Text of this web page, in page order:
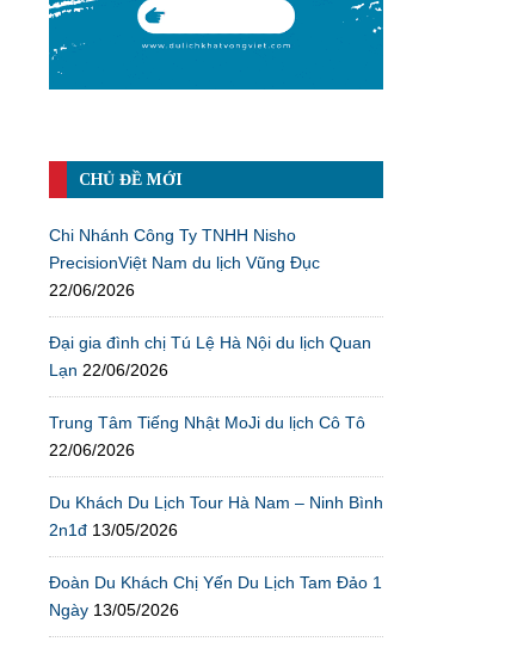
CHỦ ĐỀ MỚI
Chi Nhánh Công Ty TNHH Nisho
PrecisionViệt Nam du lịch Vũng Đục
22/06/2026
Đại gia đình chị Tú Lệ Hà Nội du lịch Quan
Lạn 22/06/2026
Trung Tâm Tiếng Nhật MoJi du lịch Cô Tô
22/06/2026
Du Khách Du Lịch Tour Hà Nam – Ninh Bình
2n1đ 13/05/2026
Đoàn Du Khách Chị Yến Du Lịch Tam Đảo 1
Ngày 13/05/2026